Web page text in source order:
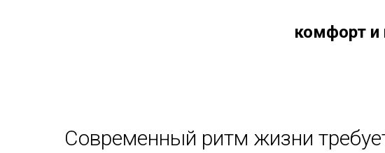
комфорт и
Современный ритм жизни